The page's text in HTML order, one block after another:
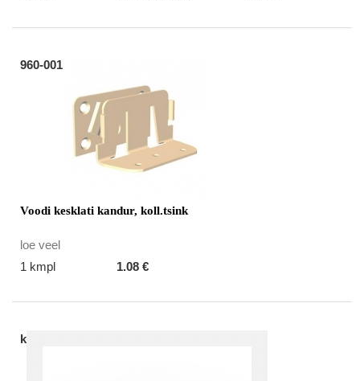
960-001
Voodi kesklati kandur, koll.tsink
loe veel
1 kmpl
1.08 €
k